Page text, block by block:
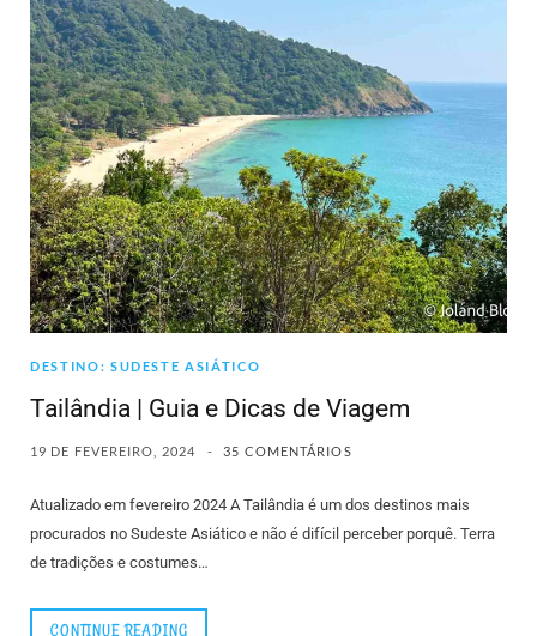
DESTINO: SUDESTE ASIÁTICO
Tailândia | Guia e Dicas de Viagem
19 DE FEVEREIRO, 2024 35 COMENTÁRIOS
Atualizado em fevereiro 2024 A Tailândia é um dos destinos mais
procurados no Sudeste Asiático e não é difícil perceber porquê. Terra
de tradições e costumes…
CONTINUE READING